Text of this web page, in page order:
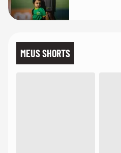
MEUS SHORTS